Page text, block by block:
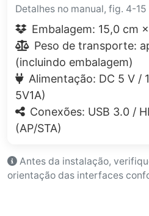
Detalhes no manual, fig. 4-15
Embalagem: 15,0 cm
Peso de transporte:
(incluindo embalagem)
Alimentação: DC 5 V /
5V1A)
Conexões: USB 3.0 /
(AP/STA)
Antes da instalação,
orientação das interfaces